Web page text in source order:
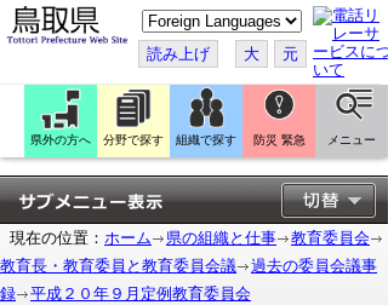
こ
の
ペ
ー
ジ
翻
訳
す
る
読み上げ 大 元
県外の方へ 分野で探す 組織で探す 防災 緊急 メニュー
現在の位置： ホーム 県の組織と仕事
教育委員会
教育長・教育委員と教育委員会議
過去の委員会議事
録
平成２０年９月定例教育委員会